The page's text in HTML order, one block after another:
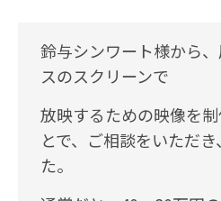
鈴与シンワート様から
スのスクリーンで
放映するための映像を
とで、ご相談をいただ
た。